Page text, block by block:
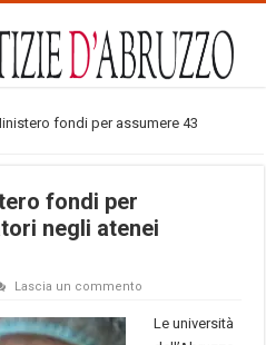
fondi per assumere 43
fondi per
negli atenei
Lascia un commento
Le università